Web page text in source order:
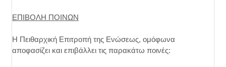
ΕΠΙΒΟΛΗ ΠΟΙΝΩΝ
Η Πειθαρχική Επιτροπή της Ενώσεως, ομόφωνα
αποφασίζει και επιβάλλει τις παρακάτω ποινές: